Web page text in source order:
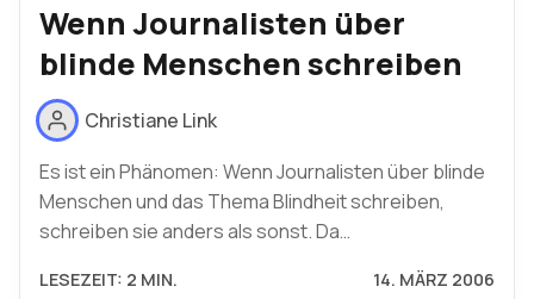
Wenn Journalisten über
blinde Menschen schreiben
Christiane Link
Es ist ein Phänomen: Wenn Journalisten über blinde
Menschen und das Thema Blindheit schreiben,
schreiben sie anders als sonst. Da…
LESEZEIT: 2 MIN. 14. MÄRZ 2006